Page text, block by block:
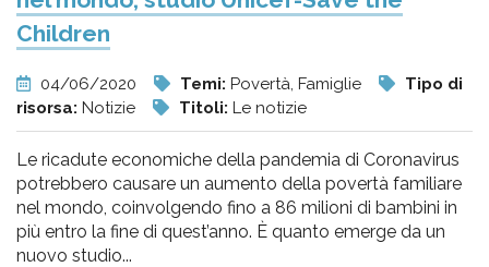
Children
04/06/2020 Temi: Povertà, Famiglie
Tipo di
risorsa: Notizie Titoli: Le notizie
Le ricadute economiche della pandemia di Coronavirus
potrebbero causare un aumento della povertà familiare
nel mondo, coinvolgendo fino a 86 milioni di bambini in
più entro la fine di quest’anno. È quanto emerge da un
nuovo studio...